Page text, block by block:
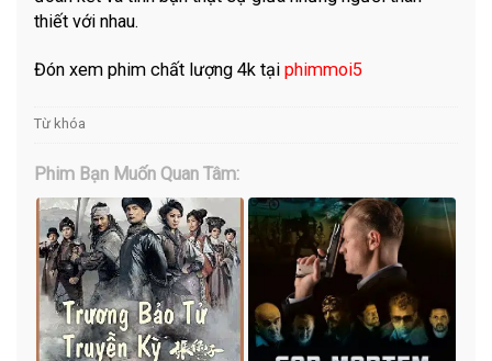
thiết với nhau.
Đón xem phim chất lượng 4k tạiphimmoi5
Từ khóa
Phim Bạn Muốn Quan Tâm: